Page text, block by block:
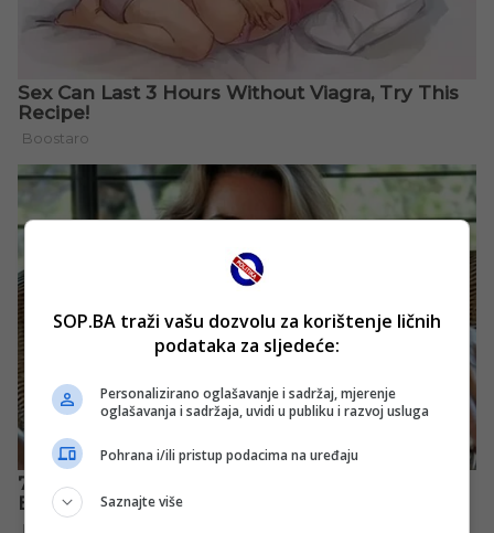
SOP.BA traži vašu dozvolu za korištenje ličnih
podataka za sljedeće:
Personalizirano oglašavanje i sadržaj, mjerenje
oglašavanja i sadržaja, uvidi u publiku i razvoj usluga
Pohrana i/ili pristup podacima na uređaju
Saznajte više